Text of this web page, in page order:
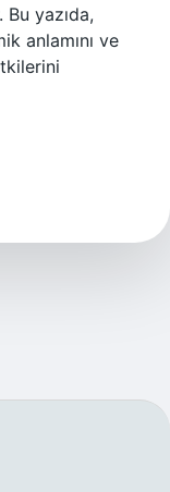
yazıda,
anlamını ve